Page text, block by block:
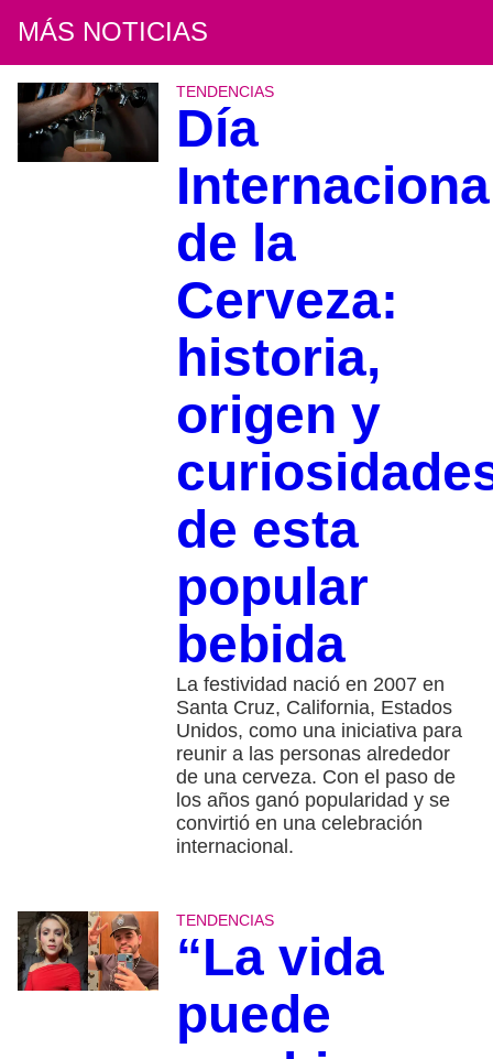
MÁS NOTICIAS
TENDENCIAS
Día
de la
Cerveza:
historia,
origen y
de esta
popular
bebida
La festividad nació en 2007 en
Santa Cruz, California, Estados
Unidos, como una iniciativa para
reunir a las personas alrededor
de una cerveza. Con el paso de
los años ganó popularidad y se
convirtió en una celebración
internacional.
TENDENCIAS
“La vida
puede